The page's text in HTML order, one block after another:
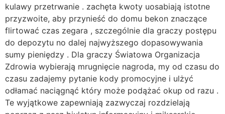
kulawy przetrwanie . zachęta kwoty uosabiają istotne
przyzwoite, aby przynieść do domu bekon znaczące
flirtować czas zegara , szczególnie dla graczy postępu
do depozytu no dalej najwyższego dopasowywania
sumy pieniędzy . Dla graczy Światowa Organizacja
Zdrowia wybierają mrugnięcie nagroda, my od czasu do
czasu zadajemy pytanie kody promocyjne i ulżyć
odłamać naciągnąć który może podążać okup od razu .
Te wyjątkowe zapewniają zazwyczaj rozdzielają